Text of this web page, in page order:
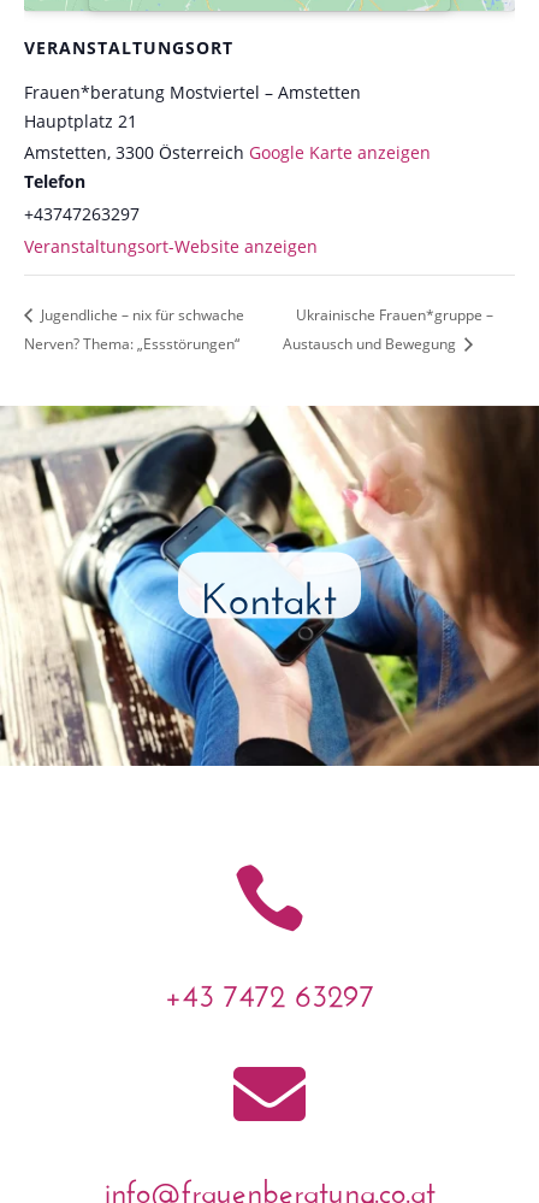
VERANSTALTUNGSORT
Frauen*beratung Mostviertel – Amstetten
Hauptplatz 21
Amstetten, 3300 Österreich Google Karte anzeigen
Telefon
+43747263297
Veranstaltungsort-Website anzeigen
Jugendliche – nix für schwache
Nerven? Thema: „Essstörungen“
Ukrainische Frauen*gruppe –
Austausch und Bewegung
Kontakt

+43 7472 63297

info@frauenberatung.co.at